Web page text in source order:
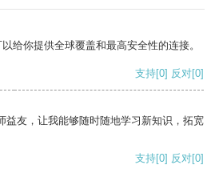
给你提供全球覆盖和最高安全性的连接。
支持[0] 反对[0]
益友，让我能够随时随地学习新知识，拓宽
支持[0] 反对[0]